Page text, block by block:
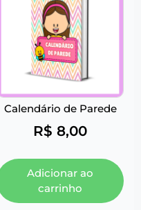
Calendário de Parede
R$ 8,00
Adicionar ao
carrinho